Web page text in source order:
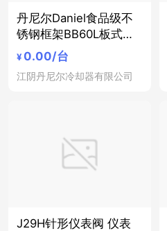
丹尼尔Daniel食品级不
锈钢框架BB60L板式换
热器
¥ 0.00/台
江阴丹尼尔冷却器有限公司
J29H针形仪表阀 仪表